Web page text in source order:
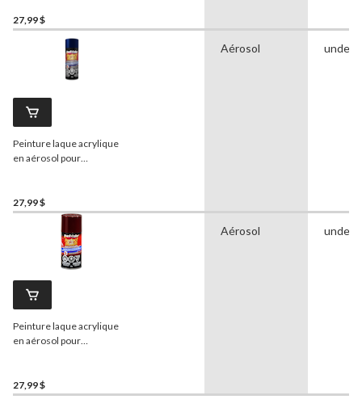
Perfect Match, gris foncé
métallisé, 227 g
27,99 $
Peinture laque acrylique
en aérosol pour
Perfect Match, perle bleu
foncé, 227 g
27,99 $
Aérosol
Peinture laque acrylique
en aérosol pour
Perfect Match, perle rouge
grenat foncé, 227 g
27,99 $
Aérosol